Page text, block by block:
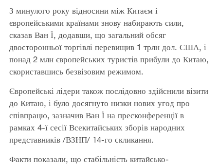
З минулого року відносини між Китаєм і
європейськими країнами знову набирають сили,
сказав Ван Ї, додавши, що загальний обсяг
двосторонньої торгівлі перевищив 1 трлн дол. США, і
понад 2 млн європейських туристів прибули до Китаю,
скориставшись безвізовим режимом.
Європейські лідери також послідовно здійснили візити
до Китаю, і було досягнуто низки нових угод про
співпрацю, зазначив Ван Ї на пресконференції в
рамках 4-ї сесії Всекитайських зборів народних
представників /ВЗНП/ 14-го скликання.
Факти показали, що стабільність китайсько-